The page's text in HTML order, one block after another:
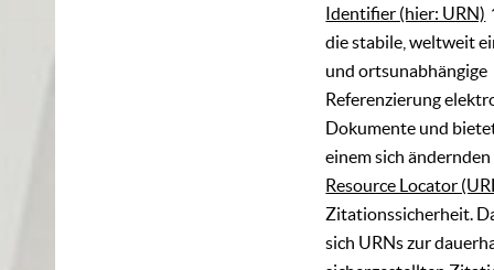
Identifier (hier: URN)
die stabile, weltweit
und ortsunabhängige
Referenzierung
Dokumente und
einem sich ändernden
Resource Locator
Zitationssicherheit.
sich URNs zur